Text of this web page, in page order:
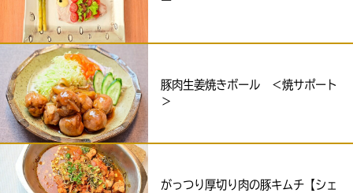
豚肉生姜焼きボール ＜焼サポート
＞
がっつり厚切り肉の豚キムチ【シェ